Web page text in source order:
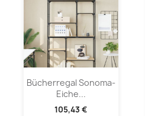
Bücherregal Sonoma-
Eiche...
105,43 €